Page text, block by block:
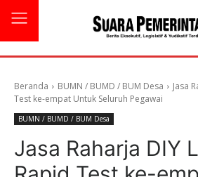
Beranda BUMN / BUMD / BUM Desa
Jasa
Test ke-empat Untuk Seluruh Pegawai
BUMN / BUMD / BUM Desa
Jasa Raharja DIY